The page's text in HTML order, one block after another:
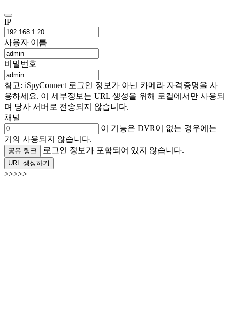
IP
사용자 이름
비밀번호
참고: iSpyConnect 로그인 정보가 아닌 카메라 자격증명을 사
용하세요. 이 세부정보는 URL 생성을 위해 로컬에서만 사용되
며 당사 서버로 전송되지 않습니다.
채널
이 기능은 DVR이 없는 경우에는
거의 사용되지 않습니다.
공유 링크 로그인 정보가 포함되어 있지 않습니다.
URL 생성하기
>>>>>